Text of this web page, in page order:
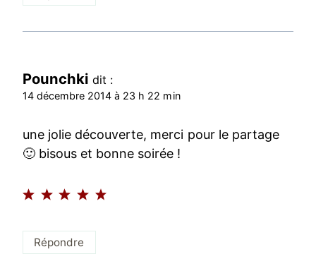
Pounchki dit :
14 décembre 2014 à 23 h 22 min
une jolie découverte, merci pour le partage
🙂 bisous et bonne soirée !
Répondre